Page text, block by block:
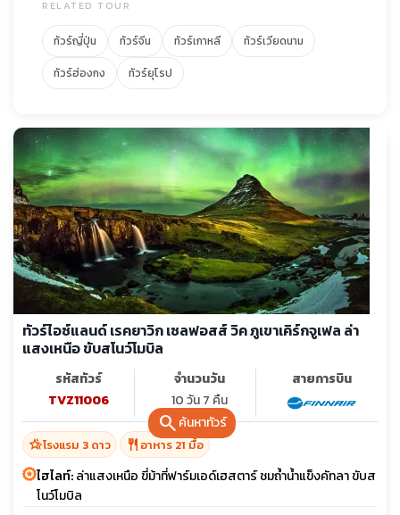
searchค้นหาทัวร์
RELATED TOUR
ทัวร์ญี่ปุ่น ทัวร์จีน ทัวร์เกาหลี
ทัวร์เวียดนาม
ทัวร์ฮ่องกง
ทัวร์ยุโรป
ทัวร์ไอซ์แลนด์ เรคยาวิก เซลฟอสส์ วิค ภูเขาเคิร์กจูเฟล ล่า
แสงเหนือ ขับสโนว์โมบิล
รหัสทัวร์
TVZ11006
จำนวนวัน
10 วัน 7 คืน
สายการบิน
hotel_classโรงแรม 3 ดาว restaurant อาหาร 21 มื้อ
ไฮไลท์:ล่าแสงเหนือ ขี่ม้าที่ฟาร์มเอด์เฮสตาร์ ชมถ้ำน้ำแข็งคัทลา ขับส
โนว์โมบิล